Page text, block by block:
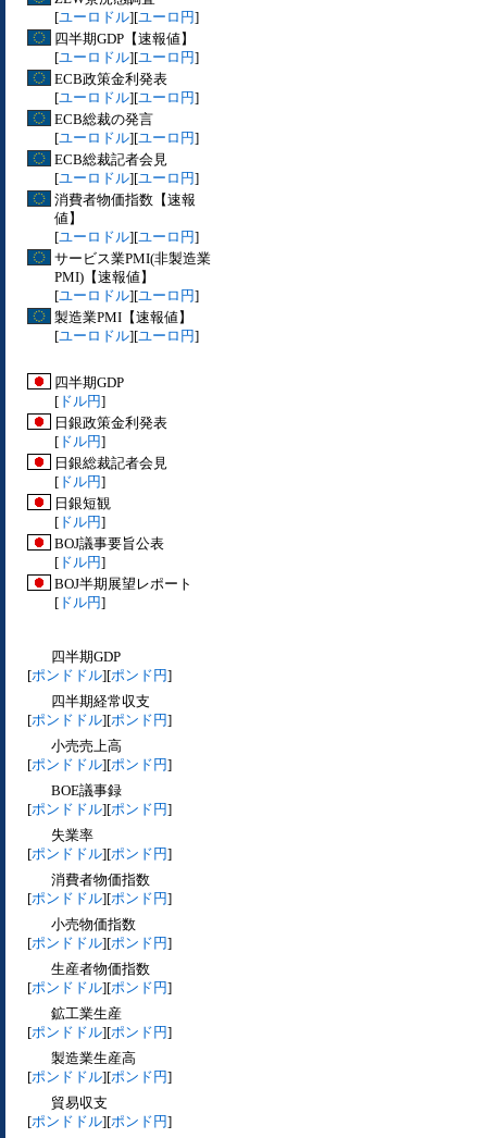
[ユーロドル][ユーロ円]
四半期GDP【速報値】
[ユーロドル][ユーロ円]
ECB政策金利発表
[ユーロドル][ユーロ円]
ECB総裁の発言
[ユーロドル][ユーロ円]
ECB総裁記者会見
[ユーロドル][ユーロ円]
消費者物価指数【速報
値】
[ユーロドル][ユーロ円]
サービス業PMI(非製造業
PMI)【速報値】
[ユーロドル][ユーロ円]
製造業PMI【速報値】
[ユーロドル][ユーロ円]
四半期GDP
[ ドル円]
日銀政策金利発表
[ ドル円]
日銀総裁記者会見
[ ドル円]
日銀短観
[ ドル円]
BOJ議事要旨公表
[ ドル円]
BOJ半期展望レポート
[ ドル円]
四半期GDP
[ポンドドル][ポンド円]
四半期経常収支
[ポンドドル][ポンド円]
小売売上高
[ポンドドル][ポンド円]
BOE議事録
[ポンドドル][ポンド円]
失業率
[ポンドドル][ポンド円]
消費者物価指数
[ポンドドル][ポンド円]
小売物価指数
[ポンドドル][ポンド円]
生産者物価指数
[ポンドドル][ポンド円]
鉱工業生産
[ポンドドル][ポンド円]
製造業生産高
[ポンドドル][ポンド円]
貿易収支
[ポンドドル][ポンド円]